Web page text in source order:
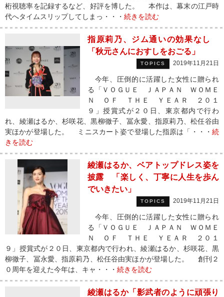
桁視聴率を記録するなど、好評を博した。 本作は、幕末の江戸時
代へタイムスリップしてしまっ・・・ 続きを読む
指原莉乃、ジム通いの効果なし
「秋元さんにおすしをおごる」
TOPICS 2019年11月21日
今年、圧倒的に活躍した女性に贈られ
る「ＶＯＧＵＥ ＪＡＰＡＮ ＷＯＭＥ
Ｎ ＯＦ ＴＨＥ ＹＥＡＲ ２０１
９」授賞式が２０日、東京都内で行わ
れ、綾瀬はるか、杉咲花、黒柳徹子、冨永愛、指原莉乃、松任谷由
実ほかが登場した。 ミニスカート姿で登場した指原は「・・・ 続
きを読む
綾瀬はるか、ベアトップドレス姿を
披露 「楽しく、丁寧に人生を歩ん
でいきたい」
TOPICS 2019年11月21日
今年、圧倒的に活躍した女性に贈られ
る「ＶＯＧＵＥ ＪＡＰＡＮ ＷＯＭＥ
Ｎ ＯＦ ＴＨＥ ＹＥＡＲ ２０１
９」授賞式が２０日、東京都内で行われ、綾瀬はるか、杉咲花、黒
柳徹子、冨永愛、指原莉乃、松任谷由実ほかが登場した。 創刊２
０周年を迎えた今年は、キャ・・・ 続きを読む
綾瀬はるか「影武者のように頑張り